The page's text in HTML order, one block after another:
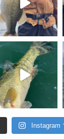
Instagram